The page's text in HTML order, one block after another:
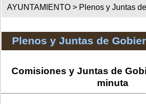
AYUNTAMIENTO > Plenos y Juntas
Plenos y Juntas de
Comisiones y Juntas de
minuta